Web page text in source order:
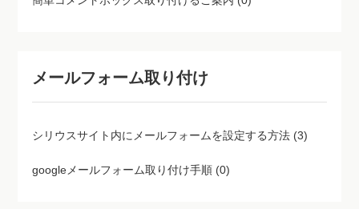
メールフォーム取り付け
シリウスサイト内にメールフォームを設定する方法 (3)
googleメールフォーム取り付け手順 (0)